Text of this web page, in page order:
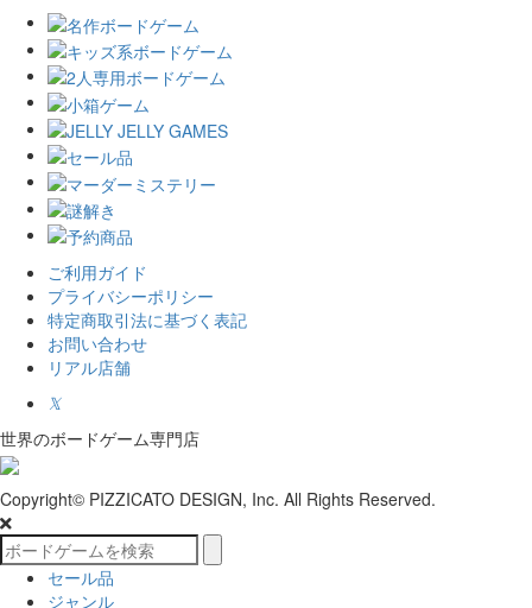
ご利用ガイド
プライバシーポリシー
特定商取引法に基づく表記
お問い合わせ
リアル店舗
𝕏
世界のボードゲーム専門店
Copyright© PIZZICATO DESIGN, Inc. All Rights Reserved.
セール品
ジャンル